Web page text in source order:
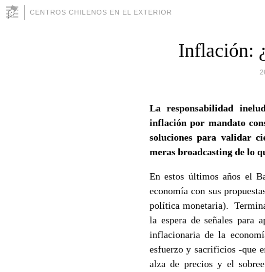
CENTROS CHILENOS EN EL EXTERIOR
Inflación:
La responsabilidad
inflación por mandato
soluciones para validar
meras broadcasting de lo
En estos últimos años el
economía con sus
política monetaria).
la espera de señales para
inflacionaria de la
esfuerzo y sacrificios -que
alza de precios y el